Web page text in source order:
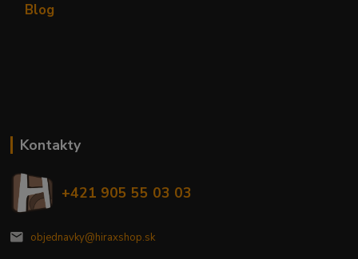
Blog
Kontakty
+421 905 55 03 03
objednavky@hiraxshop.sk